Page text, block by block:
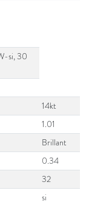
si, 30
14kt
1.01
Brillant
0.34
32
si